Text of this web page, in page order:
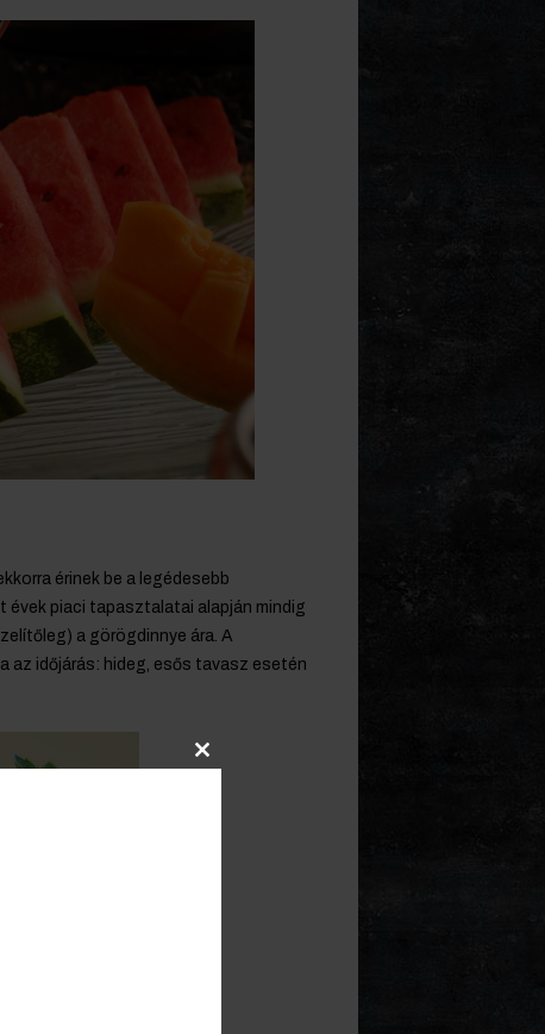
érinek be a legédesebb
évek piaci tapasztalatai alapján mindig
a görögdinnye ára. A
az időjárás: hideg, esős tavasz esetén
Close